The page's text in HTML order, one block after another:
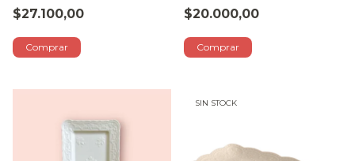
$27.100,00 $20.000,00
SIN STOCK